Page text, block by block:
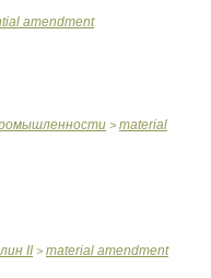
amendment
> material
II > material amendment